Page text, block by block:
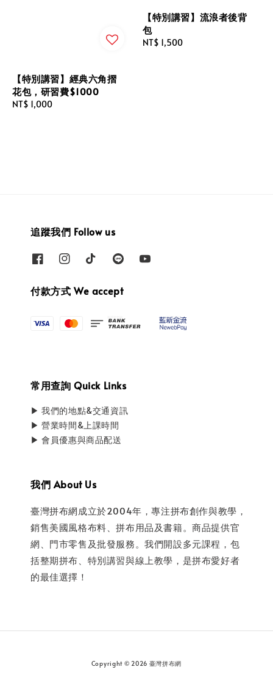
【特別講習】經典六角摺
花包，研習費$1000
Regular
NT$ 1,000
【特別講習】流浪者後背
包
Regular
NT$ 1,500
追蹤我們 Follow us
付款方式 We accept
常用查詢 Quick Links
▶ 我們的地點&交通資訊
▶ 營業時間&上課時間
▶ 會員優惠與商品配送
我們 About Us
臺灣拼布網成立於2004年，專注拼布創作與教學，
銷售美國風格布料、拼布用品及書籍。商品提供官
網、門市零售及批發服務。我們開設多元課程，包
括整期拼布、特別講習與線上教學，是拼布愛好者
的最佳選擇！
Copyright © 2026 臺灣拼布網